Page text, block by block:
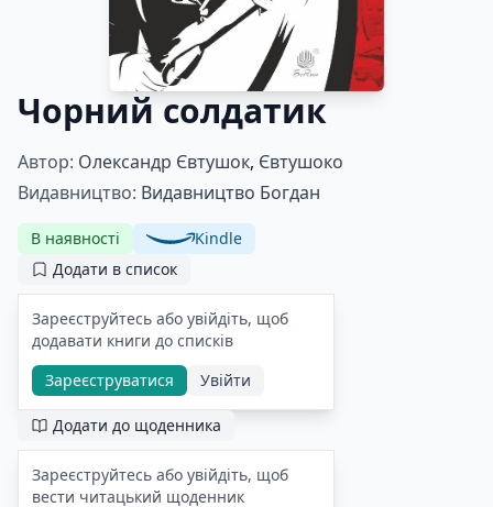
Чорний солдатик
Автор: Олександр Євтушок, Євтушоко
Видавництво: Видавництво Богдан
В наявності
Kindle
Додати в список
Зареєструйтесь або увійдіть, щоб
додавати книги до списків
Зареєструватися
Увійти
Додати до щоденника
Зареєструйтесь або увійдіть, щоб
вести читацький щоденник